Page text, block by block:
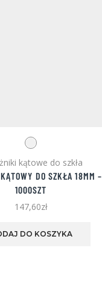
kątowe do szkła
DO SZKŁA 18MM –
1000SZT
147,60zł
DO KOSZYKA